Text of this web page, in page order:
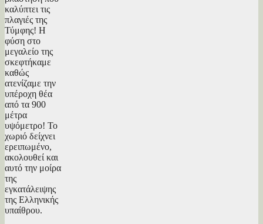
καλύπτει τις
πλαγιές της
Τύμφης! Η
φύση στο
μεγαλείο της
σκεφτήκαμε
καθώς
ατενίζαμε την
υπέροχη θέα
από τα 900
μέτρα
υψόμετρο! Το
χωριό δείχνει
ερειπωμένο,
ακολουθεί και
αυτό την μοίρα
της
εγκατάλειψης
της Ελληνικής
υπαίθρου.